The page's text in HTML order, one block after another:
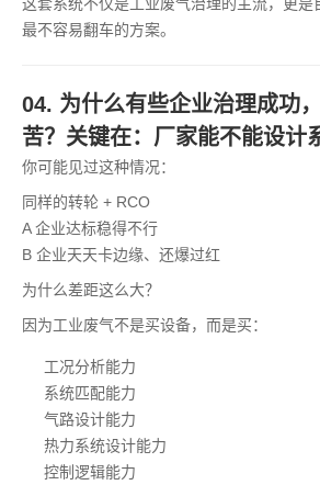
最不容易翻车的方案。
04. 为什么有些企业治理成功
苦？关键在：厂家能不能设计
你可能见过这种情况：
同样的转轮 + RCO
A 企业达标稳得不行
B 企业天天卡边缘、还爆过红
为什么差距这么大？
因为工业废气不是买设备，而是买：
工况分析能力
系统匹配能力
气路设计能力
热力系统设计能力
控制逻辑能力